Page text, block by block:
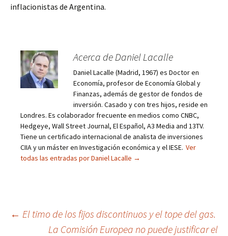
inflacionistas de Argentina.
Acerca de Daniel Lacalle
Daniel Lacalle (Madrid, 1967) es Doctor en
Economía, profesor de Economía Global y
Finanzas, además de gestor de fondos de
inversión. Casado y con tres hijos, reside en
Londres. Es colaborador frecuente en medios como CNBC,
Hedgeye, Wall Street Journal, El Español, A3 Media and 13TV.
Tiene un certificado internacional de analista de inversiones
CIIA y un máster en Investigación económica y el IESE. Ver
todas las entradas por Daniel Lacalle →
Navegación
← El timo de los fijos discontinuos y el tope del gas.
La Comisión Europea no puede justificar el